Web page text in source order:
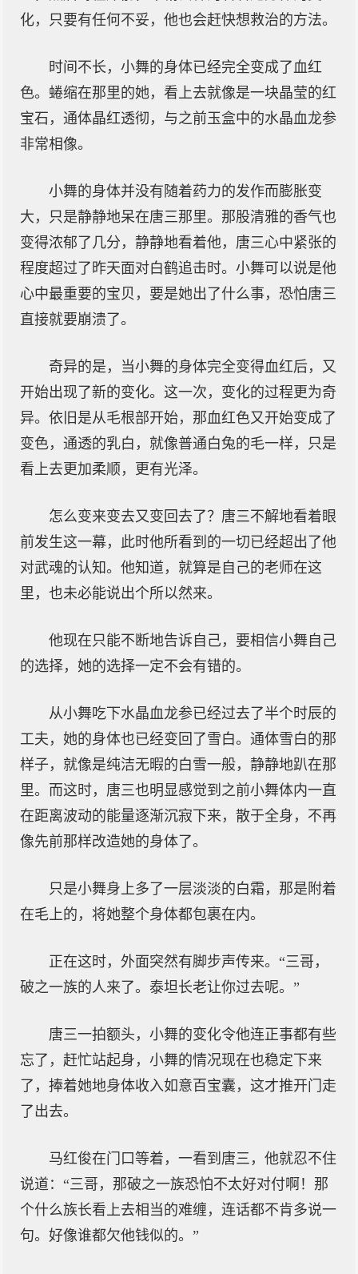
化，只要有任何不妥，他也会赶快想救治的方法。
时间不长，小舞的身体已经完全变成了血红
色。蜷缩在那里的她，看上去就像是一块晶莹的红
宝石，通体晶红透彻，与之前玉盒中的水晶血龙参
非常相像。
小舞的身体并没有随着药力的发作而膨胀变
大，只是静静地呆在唐三那里。那股清雅的香气也
变得浓郁了几分，静静地看着他，唐三心中紧张的
程度超过了昨天面对白鹤追击时。小舞可以说是他
心中最重要的宝贝，要是她出了什么事，恐怕唐三
直接就要崩溃了。
奇异的是，当小舞的身体完全变得血红后，又
开始出现了新的变化。这一次，变化的过程更为奇
异。依旧是从毛根部开始，那血红色又开始变成了
变色，通透的乳白，就像普通白兔的毛一样，只是
看上去更加柔顺，更有光泽。
怎么变来变去又变回去了？唐三不解地看着眼
前发生这一幕，此时他所看到的一切已经超出了他
对武魂的认知。他知道，就算是自己的老师在这
里，也未必能说出个所以然来。
他现在只能不断地告诉自己，要相信小舞自己
的选择，她的选择一定不会有错的。
从小舞吃下水晶血龙参已经过去了半个时辰的
工夫，她的身体也已经变回了雪白。通体雪白的那
样子，就像是纯洁无暇的白雪一般，静静地趴在那
里。而这时，唐三也明显感觉到之前小舞体内一直
在距离波动的能量逐渐沉寂下来，散于全身，不再
像先前那样改造她的身体了。
只是小舞身上多了一层淡淡的白霜，那是附着
在毛上的，将她整个身体都包裹在内。
正在这时，外面突然有脚步声传来。“三哥，
破之一族的人来了。泰坦长老让你过去呢。”
唐三一拍额头，小舞的变化令他连正事都有些
忘了，赶忙站起身，小舞的情况现在也稳定下来
了，捧着她地身体收入如意百宝囊，这才推开门走
了出去。
马红俊在门口等着，一看到唐三，他就忍不住
说道：“三哥，那破之一族恐怕不太好对付啊！那
个什么族长看上去相当的难缠，连话都不肯多说一
句。好像谁都欠他钱似的。”